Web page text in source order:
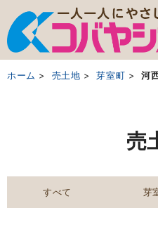
ホーム 売土地 芽室町 河
売
すべて 芽